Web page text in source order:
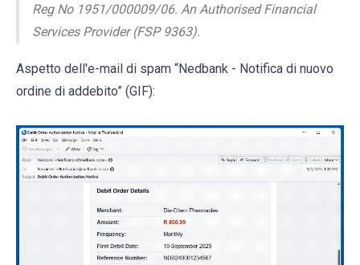
Reg No 1951/000009/06. An Authorised Financial
Services Provider (FSP 9363).
Aspetto dell'e-mail di spam “Nedbank - Notifica di nuovo
ordine di addebito” (GIF):